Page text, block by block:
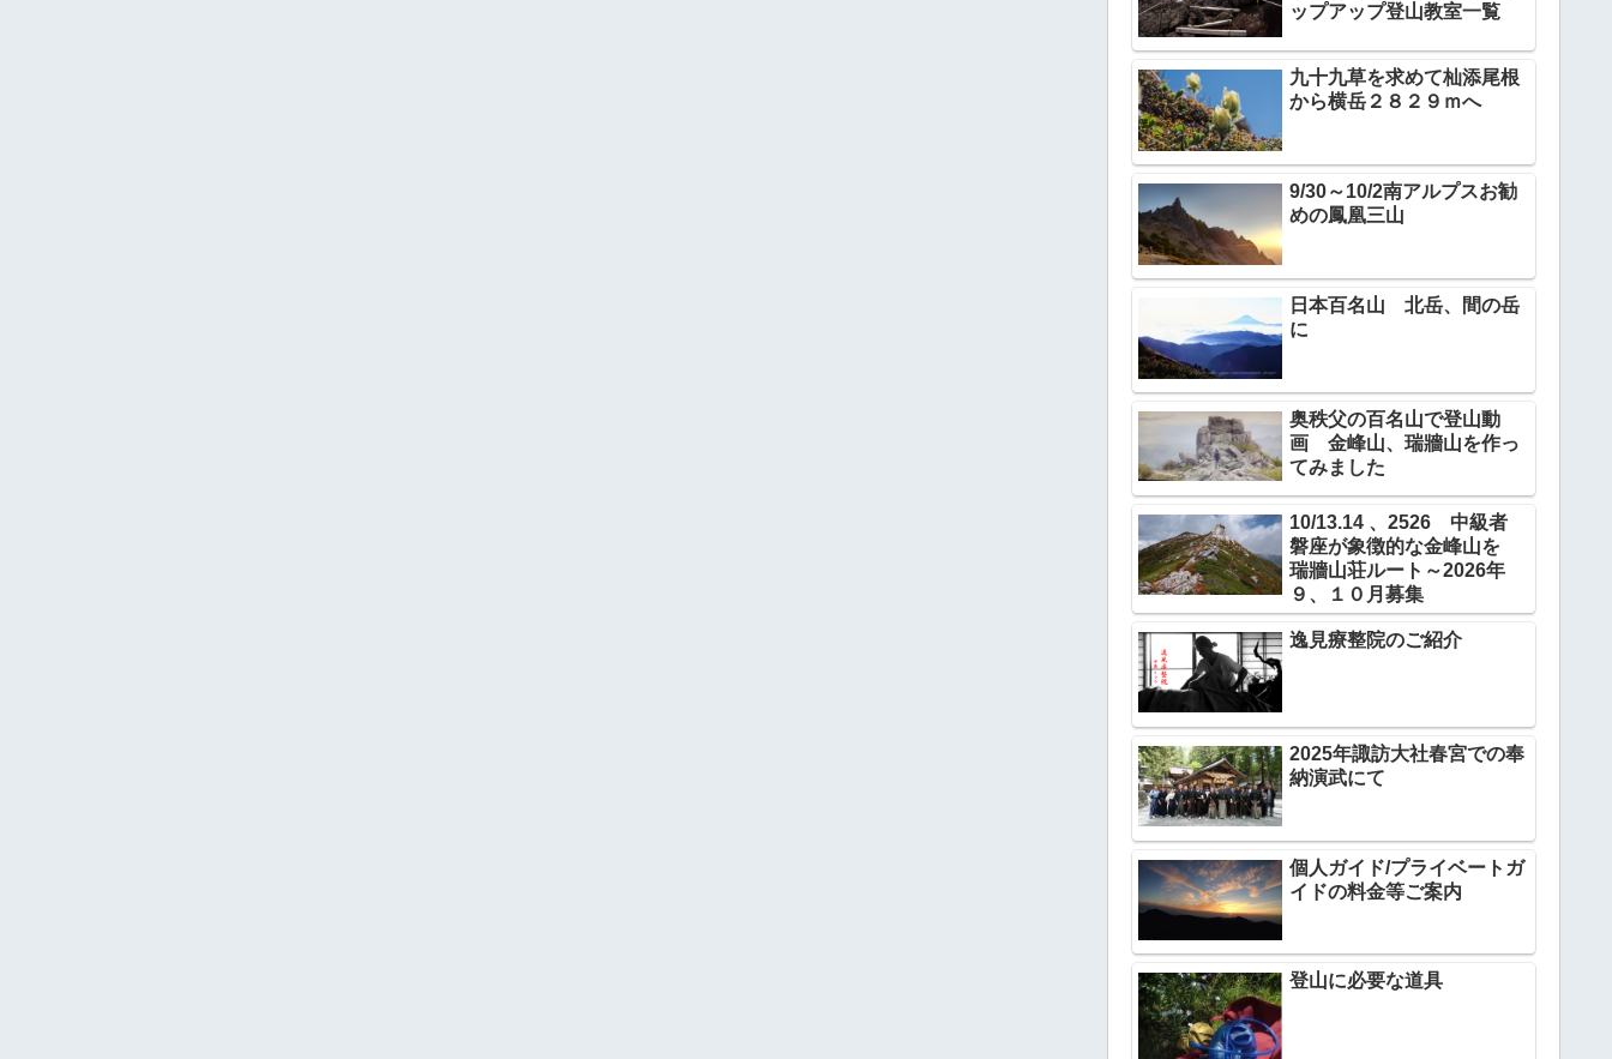
ップアップ登山教室一覧
九十九草を求めて杣添尾根
から横岳２８２９ｍへ
9/30～10/2南アルプスお勧
めの鳳凰三山
日本百名山 北岳、間の岳
に
奥秩父の百名山で登山動
画 金峰山、瑞牆山を作っ
てみました
10/13.14 、2526 中級者
磐座が象徴的な金峰山を
瑞牆山荘ルート～2026年
９、１０月募集
逸見療整院のご紹介
2025年諏訪大社春宮での奉
納演武にて
個人ガイド/プライベートガ
イドの料金等ご案内
登山に必要な道具